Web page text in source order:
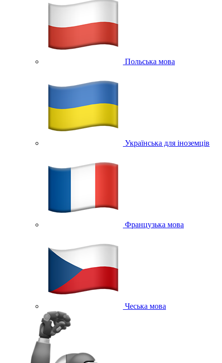
Польська мова
Українська для іноземців
Французька мова
Чеська мова